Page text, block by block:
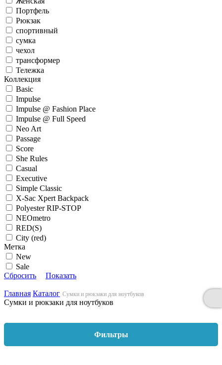
Портфель
Рюкзак
спортивный
сумка
чехол
трансформер
Тележка
Коллекция
Basic
Impulse
Impulse @ Fashion Place
Impulse @ Full Speed
Neo Art
Passage
Score
She Rules
Casual
Executive
Simple Classic
X-Sac Xpert Backpack
Polyester RIP-STOP
NEOmetro
RED(S)
City (red)
Метка
New
Sale
Сбросить
Показать
Главная Каталог Сумки и рюкзаки для ноутбуков
Сумки и рюкзаки для ноутбуков
Фильтры